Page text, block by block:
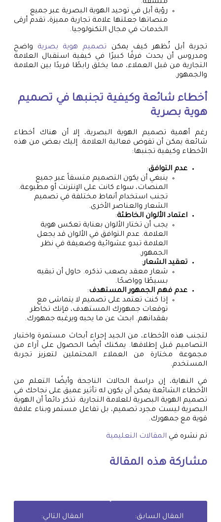
متسقة.
رؤية أبل في توحيد الهوية البصرية عبر جميع
منصاتها جعلتها علامة تجارية مميزة، تقدم أرقى
الخدمات في مجال التكنولوجيا.
تجربة أبل تُظهر كيف يمكن تصميم هوية بصرية واضح
ومدروس أن يحدث فرقًا كبيرًا في كيفية استقبال العلامة
التجارية من قبل العملاء، مما يخلق رابطًا فريدًا بين العلامة
والجمهور.
أخطاء شائعة وكيفية تجنبها في تصميم
هوية بصرية
رغم أهمية تصميم الهوية البصرية، إلا أن هناك أخطاء
شائعة يمكن أن تقوض فعالية العلامة. إليك بعض من هذه
الأخطاء وكيفية تجنبها:
عدم التوافق:
ينبغي أن يكون التصميم متسقاً عبر جميع
المنصات، سواء كانت على الإنترنت أو مطبوعة.
تجنب استخدام أنماط مختلفة في تصميم
الشعار والعناصر الأخرى.
اعتماد الألوان الخاطئة:
يجب أن تختار الألوان بعناية تعكس هوية
العلامة. عدم التوافق في الألوان قد يجعل
العلامة تبدو عشوائية وضعيفة في نظر
الجمهور.
تعقيد الشعار:
شعار معقد يصعب تذكره. حاول أن تبقيه
بسيطًا وواضحًا.
عدم فهم الجمهور المستهدف:
إذا كنت تعتمد على تصميم لا يتماشى مع
توقعات جمهورك المستهدف، فإنك تخاطر
بفقدانهم. ابحث عن ما يحبه ويرغبه جمهورك.
لتجنب هذه الأخطاء، من الجيد إجراء أبحاث مستمرة واختبار
التصاميم قبل إطلاقها. يمكنك أيضًا الحصول على آراء من
مجموعة مختارة من العملاء المحتملين لتعزيز تجربة
المستخدم.
في النهاية، إن دراسة الحالات الناجحة وأيضًا التعلم من
الأخطاء الشائعة يمكن أن يكون له تأثير عميق على نجاحك في
تصميم الهوية البصرية للعلامة التجارية. تذكر دائماً أن الهوية
البصرية ليست مجرد تصميم، بل تفاعل مستمر وبناء علاقة
قوية مع جمهورك.
تم نشره في المقالات التعليمية
مشاركة هذه المقالة
المقال السابق:
المقال التالي: